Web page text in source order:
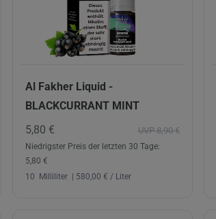
Al Fakher Liquid -
BLACKCURRANT MINT
UVP 8,90 €
5,80 €
Niedrigster Preis der letzten 30 Tage:
5,80 €
10
Milliliter | 580,00 € / Liter